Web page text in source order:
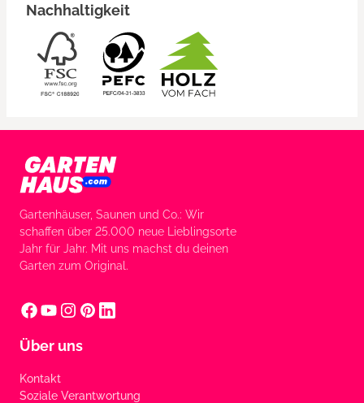
Nachhaltigkeit
Gartenhäuser, Saunen und Co.: Wir
schaffen über 25.000 neue Lieblingsorte
Jahr für Jahr. Mit uns machst du deinen
Garten zum Original.
Über uns
Kontakt
Soziale Verantwortung